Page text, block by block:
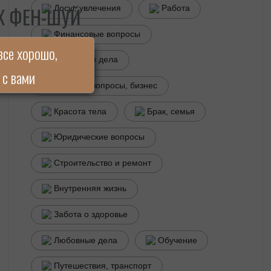
Досуг, увлечения Работа
Финансовые вопросы
Домашние дела
Деловые вопросы, бизнес
Красота тела Брак, семья
Юридические вопросы
Строительство и ремонт
Внутренняя жизнь
Забота о здоровье
Любовные дела Обучение
Путешествия, транспорт
ФЕН-ШУЙ
хорошо,
вами